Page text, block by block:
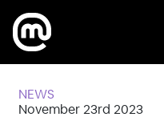
NEWS
November 23rd 2023